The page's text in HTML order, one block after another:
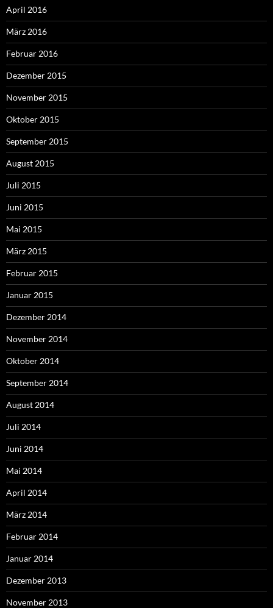
April 2016
März 2016
Februar 2016
Dezember 2015
November 2015
Oktober 2015
September 2015
August 2015
Juli 2015
Juni 2015
Mai 2015
März 2015
Februar 2015
Januar 2015
Dezember 2014
November 2014
Oktober 2014
September 2014
August 2014
Juli 2014
Juni 2014
Mai 2014
April 2014
März 2014
Februar 2014
Januar 2014
Dezember 2013
November 2013